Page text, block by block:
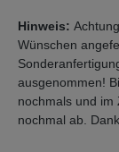
Hinweis:
Wünschen
ausgenommen!
nochmals und im
nochmal ab.